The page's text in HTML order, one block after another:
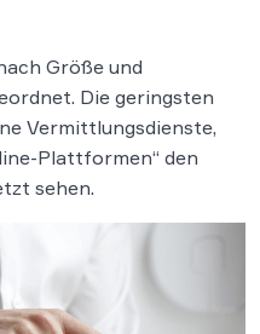
Größe und
Die geringsten
Vermittlungsdienste,
Plattformen“ den
sehen.